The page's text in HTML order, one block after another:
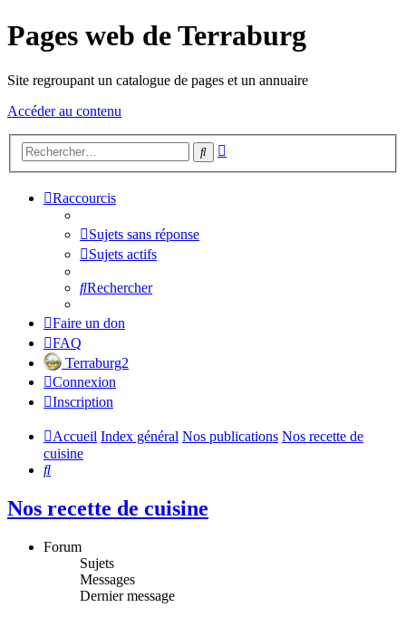
Pages web de Terraburg
Site regroupant un catalogue de pages et un annuaire
Accéder au contenu
Rechercher
Raccourcis
Sujets sans réponse
Sujets actifs
Rechercher
Faire un don
FAQ
Terraburg2
Connexion
Inscription
Accueil Index général Nos publications Nos recette de
cuisine
Rechercher
Nos recette de cuisine
Forum
Sujets
Messages
Dernier message